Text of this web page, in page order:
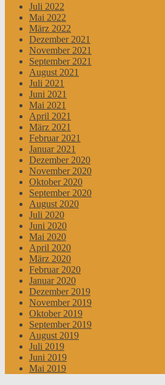
Juli 2022
Mai 2022
März 2022
Dezember 2021
November 2021
September 2021
August 2021
Juli 2021
Juni 2021
Mai 2021
April 2021
März 2021
Februar 2021
Januar 2021
Dezember 2020
November 2020
Oktober 2020
September 2020
August 2020
Juli 2020
Juni 2020
Mai 2020
April 2020
März 2020
Februar 2020
Januar 2020
Dezember 2019
November 2019
Oktober 2019
September 2019
August 2019
Juli 2019
Juni 2019
Mai 2019